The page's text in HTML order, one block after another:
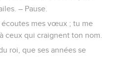
– Pause.
écoutes mes vœux ; tu me
ceux qui craignent ton nom.
roi, que ses années se